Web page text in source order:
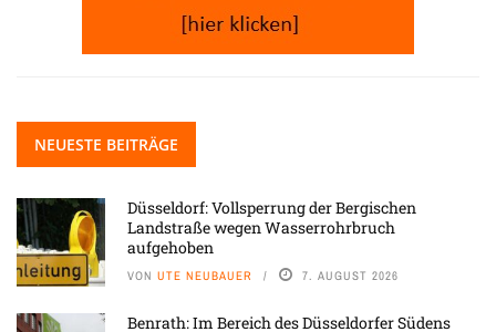
NEUESTE BEITRÄGE
Düsseldorf: Vollsperrung der Bergischen
Landstraße wegen Wasserrohrbruch
aufgehoben
VON UTE NEUBAUER 7. AUGUST 2026
Benrath: Im Bereich des Düsseldorfer Südens